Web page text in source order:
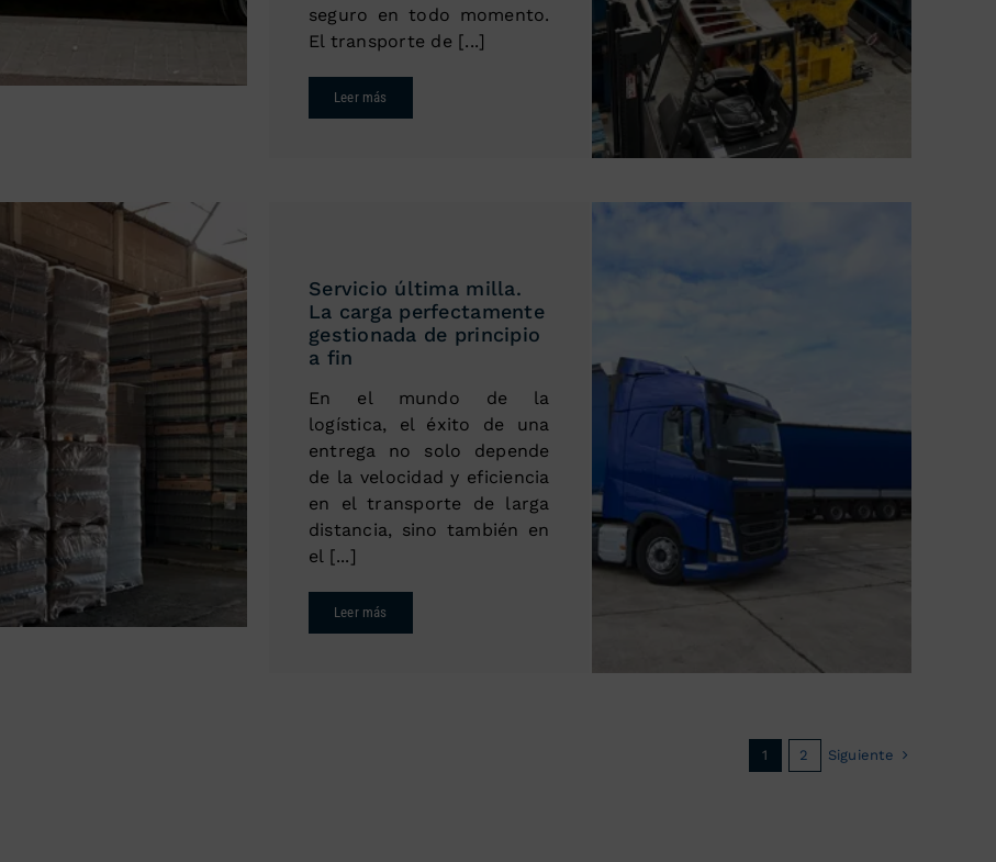
seguro en todo momento.
El transporte de [...]
Leer más
Servicio última milla.
La carga perfectamente
gestionada de principio
a fin
En el mundo de la
logística, el éxito de una
entrega no solo depende
de la velocidad y eficiencia
en el transporte de larga
distancia, sino también en
el [...]
Leer más
1 2 Siguiente